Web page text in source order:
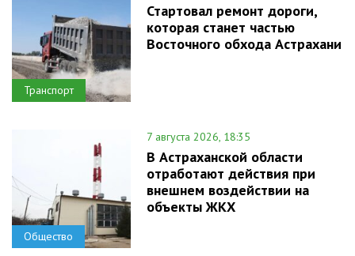
Транспорт
Стартовал ремонт дороги,
которая станет частью
Восточного обхода Астрахани
Общество
7 августа 2026, 18:35
В Астраханской области
отработают действия при
внешнем воздействии на
объекты ЖКХ